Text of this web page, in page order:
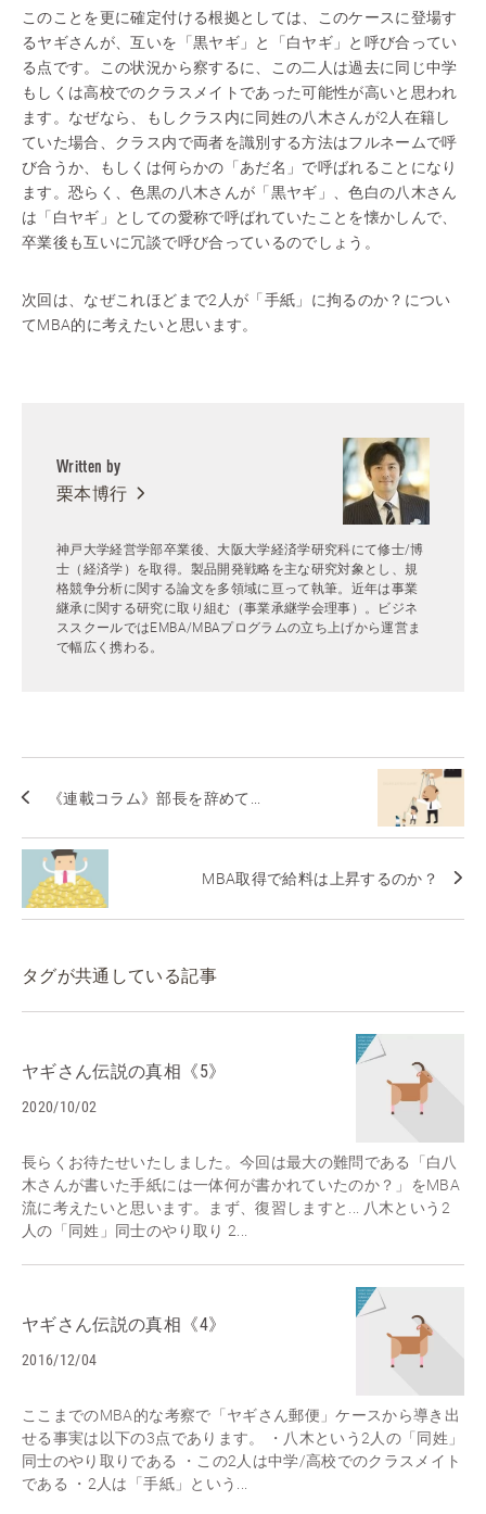
このことを更に確定付ける根拠としては、このケースに登場す
るヤギさんが、互いを「黒ヤギ」と「白ヤギ」と呼び合ってい
る点です。この状況から察するに、この二人は過去に同じ中学
もしくは高校でのクラスメイトであった可能性が高いと思われ
ます。なぜなら、もしクラス内に同姓の八木さんが2人在籍し
ていた場合、クラス内で両者を識別する方法はフルネームで呼
び合うか、もしくは何らかの「あだ名」で呼ばれることになり
ます。恐らく、色黒の八木さんが「黒ヤギ」、色白の八木さん
は「白ヤギ」としての愛称で呼ばれていたことを懐かしんで、
卒業後も互いに冗談で呼び合っているのでしょう。
次回は、なぜこれほどまで2人が「手紙」に拘るのか？につい
てMBA的に考えたいと思います。
Written by
栗本博行
神戸大学経営学部卒業後、大阪大学経済学研究科にて修士/博
士（経済学）を取得。製品開発戦略を主な研究対象とし、規
格競争分析に関する論文を多領域に亘って執筆。近年は事業
継承に関する研究に取り組む（事業承継学会理事）。ビジネ
ススクールではEMBA/MBAプログラムの立ち上げから運営ま
で幅広く携わる。
《連載コラム》部長を辞めて...
MBA取得で給料は上昇するのか？
タグが共通している記事
ヤギさん伝説の真相《5》
2020/10/02
長らくお待たせいたしました。今回は最大の難問である「白八
木さんが書いた手紙には一体何が書かれていたのか？」をMBA
流に考えたいと思います。まず、復習しますと... 八木という2
人の「同姓」同士のやり取り 2...
ヤギさん伝説の真相《4》
2016/12/04
ここまでのMBA的な考察で「ヤギさん郵便」ケースから導き出
せる事実は以下の3点であります。 ・八木という2人の「同姓」
同士のやり取りである ・この2人は中学/高校でのクラスメイト
である ・2人は「手紙」という...